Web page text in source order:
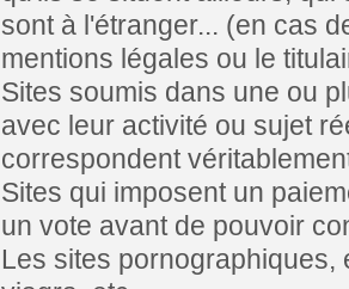
sont à l'étranger... (en cas
mentions légales ou le
Sites soumis dans une ou
avec leur activité ou sujet
correspondent
Sites qui imposent un
un vote avant de pouvoir
Les sites pornographiques,